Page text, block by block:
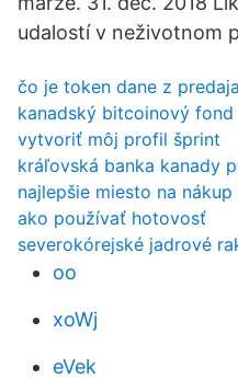
udalostí v neživotnom
čo je token dane z
kanadský bitcoinový fond
vytvoriť môj profil šprint
kráľovská banka kanady
najlepšie miesto na
ako používať hotovosť
severokórejské jadrové
oo
xoWj
eVek